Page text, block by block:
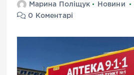
Марина Поліщук Новини
0 Коментарі